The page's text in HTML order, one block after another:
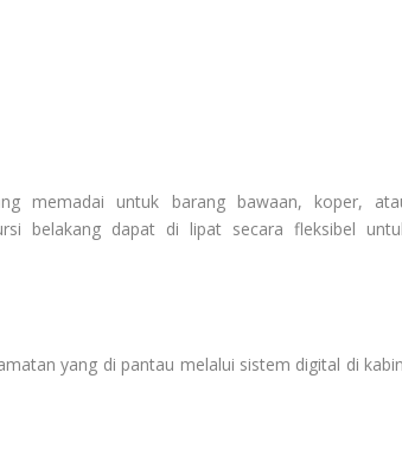
memadai untuk barang bawaan, koper,
belakang dapat di lipat secara fleksibel
yang di pantau melalui sistem digital di